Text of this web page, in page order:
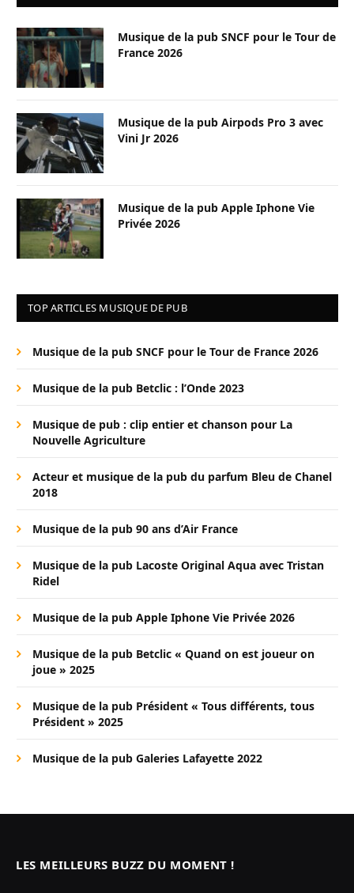
Musique de la pub SNCF pour le Tour de
France 2026
Musique de la pub Airpods Pro 3 avec
Vini Jr 2026
Musique de la pub Apple Iphone Vie
Privée 2026
TOP ARTICLES MUSIQUE DE PUB
Musique de la pub SNCF pour le Tour de France 2026
Musique de la pub Betclic : l’Onde 2023
Musique de pub : clip entier et chanson pour La
Nouvelle Agriculture
Acteur et musique de la pub du parfum Bleu de Chanel
2018
Musique de la pub 90 ans d’Air France
Musique de la pub Lacoste Original Aqua avec Tristan
Ridel
Musique de la pub Apple Iphone Vie Privée 2026
Musique de la pub Betclic « Quand on est joueur on
joue » 2025
Musique de la pub Président « Tous différents, tous
Président » 2025
Musique de la pub Galeries Lafayette 2022
LES MEILLEURS BUZZ DU MOMENT !